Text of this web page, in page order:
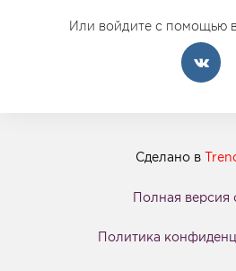
Или войдите с помощью
Сделано в
Полная версия
Политика